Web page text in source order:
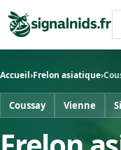
Accueil›Frelon asiatique›
Coussay Vienne